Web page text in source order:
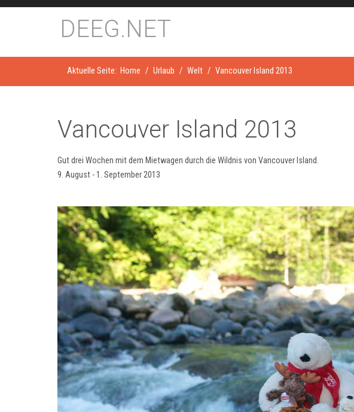
DEEG.NET
Aktuelle Seite: Home Urlaub Welt Vancouver Island 2013
Vancouver Island 2013
Gut drei Wochen mit dem Mietwagen durch die Wildnis von Vancouver Island.
9. August - 1. September 2013